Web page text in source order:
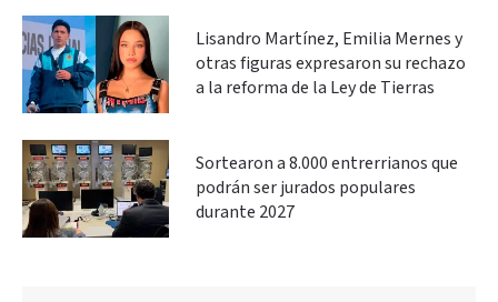
Lisandro Martínez, Emilia Mernes y
otras figuras expresaron su rechazo
a la reforma de la Ley de Tierras
Sortearon a 8.000 entrerrianos que
podrán ser jurados populares
durante 2027